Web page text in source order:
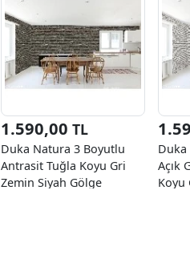
1.590,00 TL
Duka Natura 3 Boyutlu
Antrasit Tuğla Koyu Gri
Zemin Siyah Gölge
Açık
Koyu